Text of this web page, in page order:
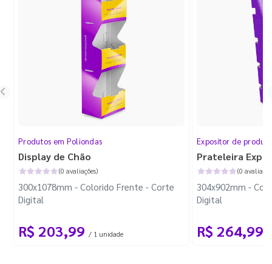
Produtos em Poliondas
Display de Chão
(0 avaliações)
300x1078mm - Colorido Frente - Corte
Digital
R$ 203,99 / 1 unidade
Expositor de
Prateleira
(0
304x902mm -
Digital
R$ 264,99